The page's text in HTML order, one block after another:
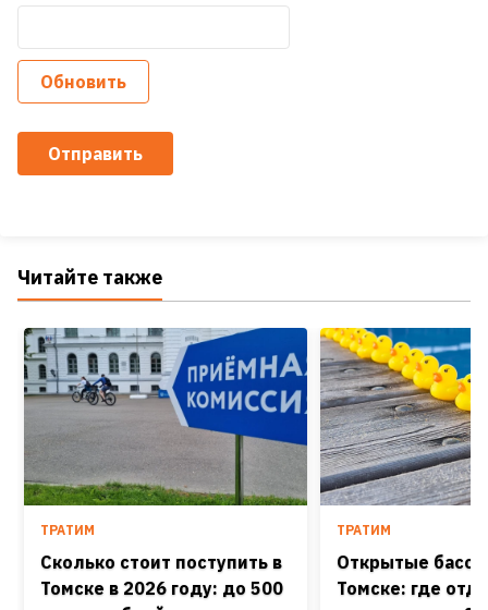
Обновить
Отправить
Читайте также
ТРАТИМ
Сколько стоит поступить в
Томске в 2026 году: до 500
ТРАТИМ
Открытые
Томске: где